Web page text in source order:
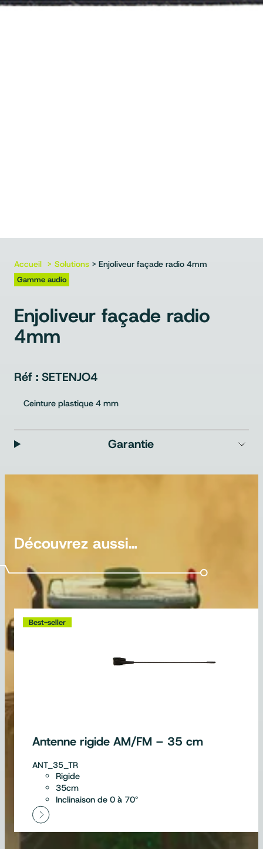
Accueil Solutions > Enjoliveur façade radio 4mm
Gamme audio
Enjoliveur façade radio
4mm
SETENJO4
Ceinture plastique 4 mm
Garantie
Découvrez aussi…
Best-seller
Antenne rigide AM/FM – 35 cm
ANT_35_TR
Rigide
35cm
Inclinaison de 0 à 70°